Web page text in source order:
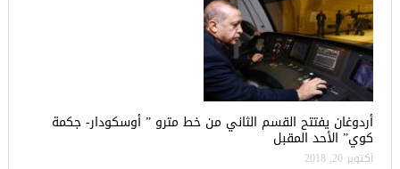
أردوغان يفتتح القسم الثاني من خط مترو ” أوسكودار- جكمة
كوي” الأحد المقبل
أكتوبر 20, 2018